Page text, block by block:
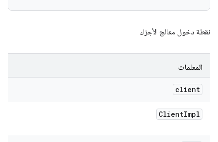
نقطة دخول معالج الأجزاء
المعلمات
client
ClientImpl